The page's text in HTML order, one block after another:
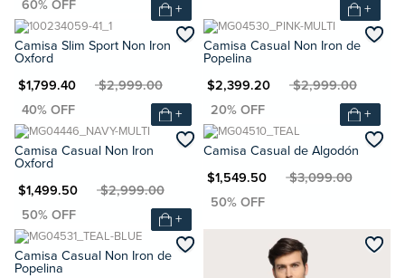
+
Camisa Slim Sport Non Iron
Oxford
$1,799.40MXN $2,999.00
+
Camisa Casual Non Iron de
Popelina
MXN $2,399.20MXN $2,999.00
+
Camisa Casual Non Iron
Oxford
$1,499.50MXN $2,999.00
+
Camisa Casual de Algodón
MXN $1,549.50MXN $3,099.00
+
Camisa Casual Non Iron de
Popelina